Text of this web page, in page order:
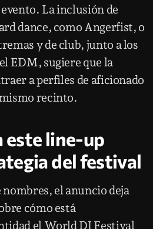
La inclusión de
dance, como Angerfist, o
y de club, junto a los
EDM, sugiere que la
a perfiles de aficionado
recinto.
este line-up
del festival
nombres, el anuncio deja
cómo está
el World DJ Festival